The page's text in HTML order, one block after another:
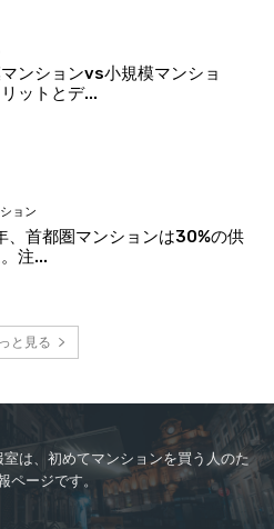
ンションvs小規模マンショ
ットとデ...
ョン
、首都圏マンションは30%の供
注...
と見る
は、初めてマンションを買う人のた
ページです。